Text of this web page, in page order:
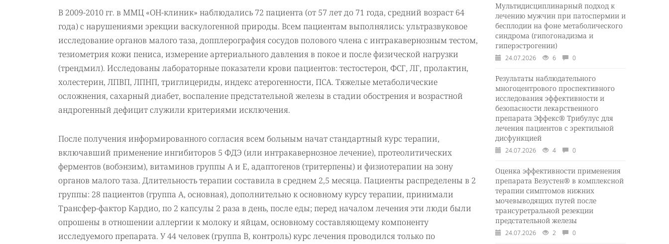
В 2009-2010 гг. в ММЦ «ОН-клиник» наблюдались 72 пациента (от 57 лет до 71 года, средний возраст 64
года) с нарушениями эрекции васкулогенной природы. Всем пациентам выполнялись: ультразвуковое
исследование органов малого таза, допплерография сосудов полового члена с интракавернозным тестом,
тезиометрия кожи пениса, измерение артериального давления в покое и после физической нагрузки
(трендмил). Исследованы лабораторные показатели крови пациентов: тестостерон, ФСГ, ЛГ, пролактин,
холестерин, ЛПВП, ЛПНП, триглицериды, индекс атерогенности, ПСА. Тяжелые метаболические
осложнения, сахарный диабет, воспаление предстательной железы в стадии обострения и возрастной
андрогенный дефицит служили критериями исключения.
После получения информированного согласия всем больным начат стандартный курс терапии,
включавший применение ингибиторов 5 ФДЭ (или интракавернозное лечение), протеолитических
ферментов (вобэнзим), витаминов группы А и Е, адаптогенов (тритерпены) и физиотерапии на зону
органов малого таза. Длительность терапии составила в среднем 2,5 месяца. Пациенты распределены в 2
группы: 28 пациентов (группа А, основная), дополнительно к основному курсу терапии, принимали
Трансфер-фактор Кардио, по 2 капсулы 2 раза в день, после еды; перед началом лечения эти люди были
опрошены в отношении аллергии к молоку и яйцам, основному составляющему компоненту
исследуемого препарата. У 44 человек (группа В, контроль) курс лечения проводился только по
Мультидисциплинарный подход к
лечению мужчин при патоспермии и
бесплодии на фоне метаболического
синдрома (гипогонадизма и
гиперэстрогении)
24.07.2026 6 0
Результаты наблюдательного
многоцентрового проспективного
исследования эффективности и
безопасности лекарственного
препарата Эффекс® Трибулус для
лечения пациентов с эректильной
дисфункцией
24.07.2026 4 0
Оценка эффективности применения
препарата Везустен® в комплексной
терапии симптомов нижних
мочевыводящих путей после
трансуретральной резекции
предстательной железы
24.07.2026 2 0